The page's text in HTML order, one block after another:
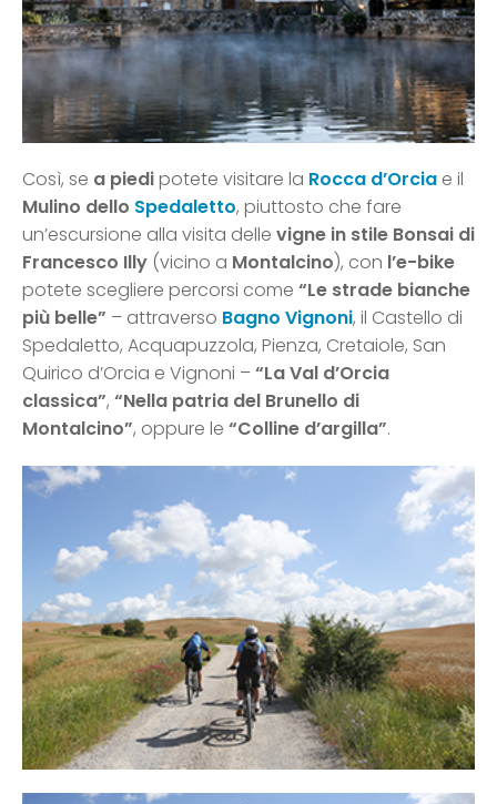
Così, se a piedipotete visitare la Rocca d’Orcia e il
Mulino dello Spedaletto, piuttosto che fare
un’escursione alla visita delle vigne in stile Bonsai di
Francesco Illy (vicino a Montalcino), con l’e-bike
potete scegliere percorsi come “Le strade bianche
più belle” – attraverso Bagno Vignoni, il Castello di
Spedaletto, Acquapuzzola, Pienza, Cretaiole, San
Quirico d’Orcia e Vignoni –“La Val d’Orcia
classica”, “Nella patria del Brunello di
Montalcino”, oppure le “Colline d’argilla”.